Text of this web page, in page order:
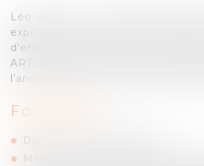
Léo Martin est avocat depuis 2024.
expériences au sein de services
d’entreprises (Asmodee, Canal
ARTLAW en 2023 en tant
l’année suivante en qualité de
Formation :
Diplôme de l’EFB (CAPA)
Master 2 Double-diplôme